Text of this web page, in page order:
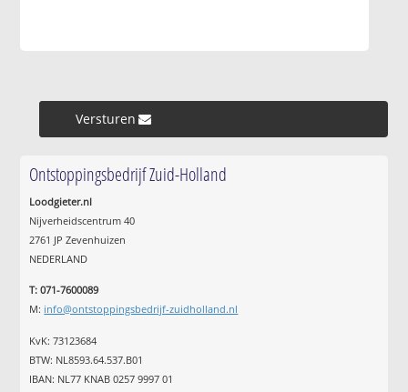
Versturen »
Ontstoppingsbedrijf Zuid-Holland
Loodgieter.nl
Nijverheidscentrum 40
2761 JP Zevenhuizen
NEDERLAND
T: 071-7600089
M: info@ontstoppingsbedrijf-zuidholland.nl
KvK: 73123684
BTW: NL8593.64.537.B01
IBAN: NL77 KNAB 0257 9997 01